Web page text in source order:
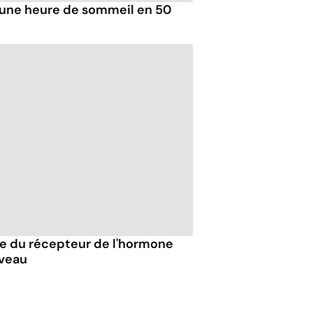
heure de sommeil en 50
du récepteur de l'hormone